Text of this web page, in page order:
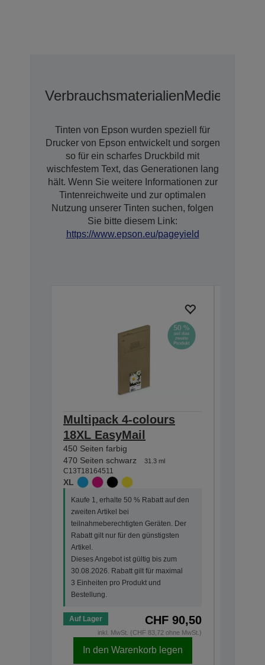
VerbrauchsmaterialienMedien
Tinten von Epson wurden speziell für
Drucker von Epson entwickelt und sorgen
so für ein scharfes Druckbild mit
wischfestem Text, das Generationen lang
hält. Wenn Sie weitere Informationen zur
Tintenreichweite und zur optimalen
Nutzung unserer Tinten suchen, folgen
Sie bitte diesem Link:
https://www.epson.eu/pageyield
Multipack 4-colours
18XL EasyMail
450 Seiten farbig
470 Seiten schwarz
31.3 ml
C13T18164511
XL
Kaufe 1, erhalte 50 % Rabatt auf den
zweiten Artikel bei
teilnahmeberechtigten Geräten. Der
Rabatt gilt nur für den günstigsten
Artikel.
Dieses Angebot ist gültig bis zum
30.08.2026. Rabatt gilt für maximal
3 Einheiten pro Produkt und
Bestellung.
Auf Lager CHF 90,50
inkl. MwSt. (CHF 83,72 ohne MwSt.)
In den Warenkorb legen